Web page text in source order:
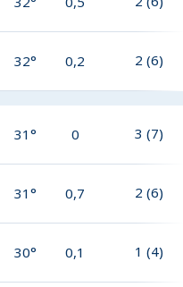
32° 0,2 2 (6)
31° 0 3 (7)
31° 0,7 2 (6)
30° 0,1 1 (4)